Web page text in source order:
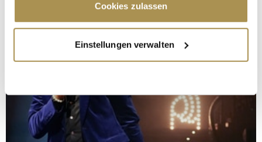
Trigger Symbol ändern oder widerrufen
Informationen über Ihre geografische Lage
erfassen, welche bis auf einige Meter genau sein
bestimmten Merkmalen (Fingerprinting) identifizieren
Erfahren Sie mehr darüber, wie Ihre persönlichen Daten
verarbeitet werden, und legen Sie Ihre Präferenzen im
Cookies zulassen
Einstellungen verwalten